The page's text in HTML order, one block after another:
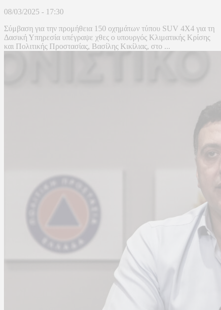
08/03/2025 - 17:30
Σύμβαση για την προμήθεια 150 οχημάτων τύπου SUV 4X4 για τη
Δασική Υπηρεσία υπέγραψε χθες ο υπουργός Κλιματικής Κρίσης
και Πολιτικής Προστασίας, Βασίλης Κικίλιας, στο ...